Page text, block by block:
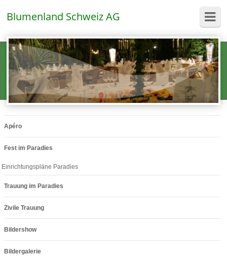
Blumenland Schweiz AG
Apéro
Fest im Paradies
Einrichtungspläne Paradies
Trauung im Paradies
Zivile Trauung
Bildershow
Bildergalerie